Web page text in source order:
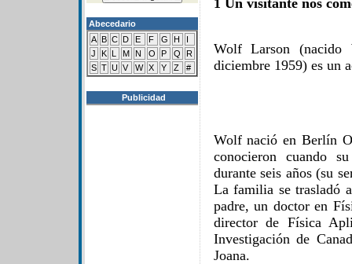
Abecedario
A B C D E F G H
I
J
K L M N O P Q
R
S T U V W X Y Z #
Publicidad
1 Un visitante nos
Wolf Larson
diciembre 1959) es un
Wolf nació en Berlín
conocieron cuando
durante seis años (su
La familia se trasladó
padre, un doctor en
director de Física
Investigación de
Joana.